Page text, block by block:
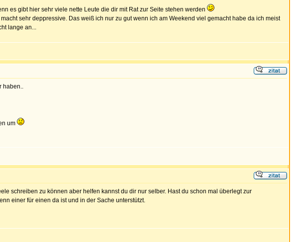
es gibt hier sehr viele nette Leute die dir mit Rat zur Seite stehen werden
sehr deppressive. Das weiß ich nur zu gut wenn ich am Weekend viel gemacht habe da ich meist
lange an...
haben..
um
schreiben zu können aber helfen kannst du dir nur selber. Hast du schon mal überlegt zur
einer für einen da ist und in der Sache unterstützt.